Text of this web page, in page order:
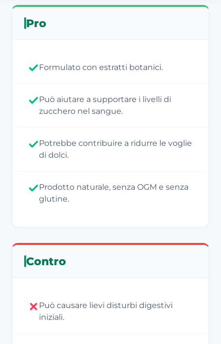
Pro
Formulato con estratti botanici.
Può aiutare a supportare i livelli di
zucchero nel sangue.
Potrebbe contribuire a ridurre le voglie
di dolci.
Prodotto naturale, senza OGM e senza
glutine.
Contro
Può causare lievi disturbi digestivi
iniziali.